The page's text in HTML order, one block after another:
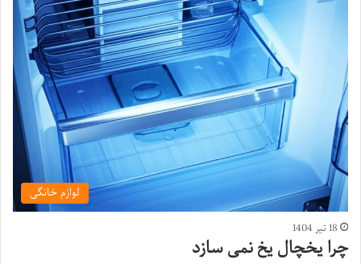
لوازم خانگی
18 تیر 1404
چرا یخچال یخ نمی سازد